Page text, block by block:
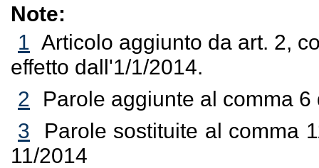
Note:
1 Articolo aggiunto da art. 2,
effetto dall'1/1/2014.
2
Parole aggiunte al comma
3
Parole sostituite al comma
11/2014